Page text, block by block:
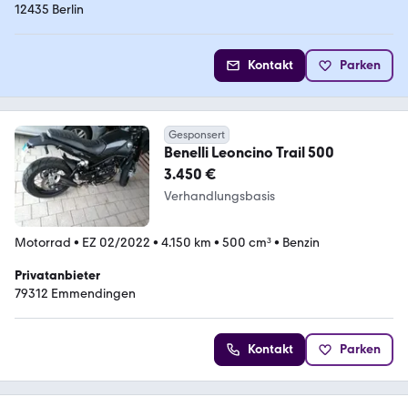
12435 Berlin
Kontakt Parken
Gesponsert
Benelli Leoncino Trail 500
3.450 €
Verhandlungsbasis
Motorrad • EZ 02/2022 • 4.150 km • 500 cm³• Benzin
Privatanbieter
79312 Emmendingen
Kontakt Parken